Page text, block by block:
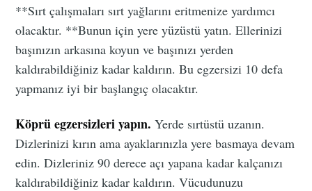
**Sırt çalışmaları sırt yağlarını eritmenize yardımcı
olacaktır. **Bunun için yere yüzüstü yatın. Ellerinizi
başınızın arkasına koyun ve başınızı yerden
kaldırabildiğiniz kadar kaldırın. Bu egzersizi 10 defa
yapmanız iyi bir başlangıç olacaktır.
Köprü egzersizleri yapın. Yerde sırtüstü uzanın.
Dizlerinizi kırın ama ayaklarınızla yere basmaya devam
edin. Dizleriniz 90 derece açı yapana kadar kalçanızı
kaldırabildiğiniz kadar kaldırın. Vücudunuzu